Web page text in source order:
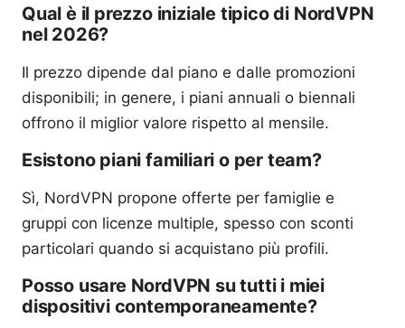
Qual è il prezzo iniziale tipico di NordVPN
nel 2026?
Il prezzo dipende dal piano e dalle promozioni
disponibili; in genere, i piani annuali o biennali
offrono il miglior valore rispetto al mensile.
Esistono piani familiari o per team?
Sì, NordVPN propone offerte per famiglie e
gruppi con licenze multiple, spesso con sconti
particolari quando si acquistano più profili.
Posso usare NordVPN su tutti i miei
dispositivi contemporaneamente?